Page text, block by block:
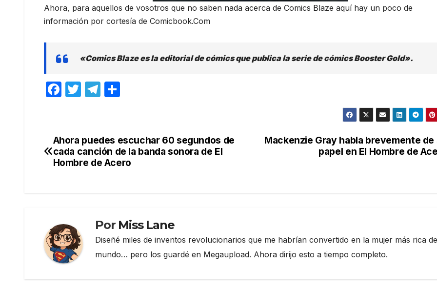
Ahora, para aquellos de vosotros que no saben nada acerca de Comics Blaze aquí hay un poco de
información por cortesía de Comicbook.Com
«Comics Blaze es la editorial de cómics que publica la serie de cómics Booster Gold».
F
e
b
o
T
er
T
gr
a
m
p
ar
tir
Navegación
de
Mackenzie Gray habla brevemente de
papel en El Hombre de
Ahora puedes escuchar 60 segundos de
cada canción de la banda sonora de El
Hombre de Acero
Por Miss Lane
Diseñé miles de inventos revolucionarios que me habrían convertido en la mujer más rica
mundo… pero los guardé en Megaupload. Ahora dirijo esto a tiempo completo.